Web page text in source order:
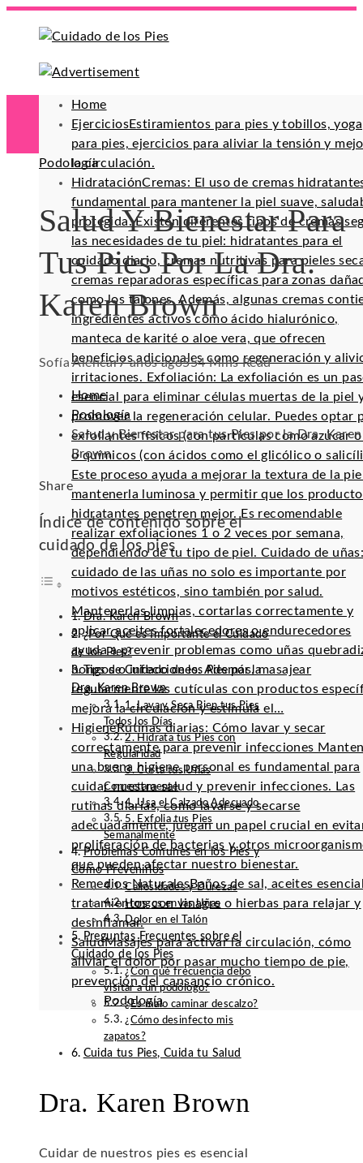
Home
EjerciciosEstiramientos para pies y tobillos, yoga
para pies, ejercicios para aliviar la tensión y
la circulación.
HidrataciónCremas: El uso de cremas
fundamental para mantener la piel suave,
protegida. Existen diferentes tipos de cremas
las necesidades de tu piel: hidratantes para el
cuidado diario, cremas nutritivas para pieles
cremas reparadoras específicas para zonas
como los talones. Además, algunas cremas
ingredientes activos como ácido hialurónico,
manteca de karité o aloe vera, que ofrecen
beneficios adicionales como regeneración y
irritaciones. Exfoliación: La exfoliación es un
esencial para eliminar células muertas de la piel
promover la regeneración celular. Puedes optar
exfoliantes físicos (con partículas como azúcar o
o químicos (con ácidos como el glicólico o
Este proceso ayuda a mejorar la textura de la
mantenerla luminosa y permitir que los
hidratantes penetren mejor. Es recomendable
realizar exfoliaciones 1 o 2 veces por semana,
dependiendo de tu tipo de piel. Cuidado de
cuidado de las uñas no solo es importante por
motivos estéticos, sino también por salud.
Mantenerlas limpias, cortarlas correctamente y
aplicar aceites fortalecedores o endurecedores
ayuda a prevenir problemas como uñas
hongos o infecciones. Además, masajear
regularmente las cutículas con productos
mejora la circulación y estimula el…
HigieneRutinas diarias: Cómo lavar y secar
correctamente para prevenir infecciones
una buena higiene personal es fundamental para
cuidar nuestra salud y prevenir infecciones. Las
rutinas diarias, como lavarse y secarse
adecuadamente, juegan un papel crucial en
proliferación de bacterias y otros
que pueden afectar nuestro bienestar.
Remedios NaturalesBaños de sal, aceites
tratamientos con vinagre o hierbas para relajar y
desinflamar.
SaludMasajes para activar la circulación, cómo
aliviar el dolor por pasar mucho tiempo de pie,
prevención del cansancio crónico.
Podología
Podología
Salud Y Bienestar Para
Tus Pies Por La Dra.
Karen Brown
Sofía Alencar7 años ago554 Mins Read
Home
Podología
Salud y Bienestar para tus Pies por la Dra. Karen
Brown
Facebook
Twitter
LinkedIn
Pinterest
Stumbleupon
Email
Share
Índice de contenido sobre el
cuidado de los pies
Dra. Karen Brown
¿Por Qué es Importante el Cuidado
de los Pies?
Tips de Cuidado de los Pies por la
Dra. Karen Brown
1. Lava y Seca Bien tus Pies
Todos los Días
2. Hidrata tus Pies con
Regularidad
3. Corta tus Uñas
Correctamente
4. Usa el Calzado Adecuado
5. Exfolia tus Pies
Semanalmente
Problemas Comunes en los Pies y
Cómo Prevenirlos
Callosidades y Durezas
Hongos en las Uñas
Dolor en el Talón
Preguntas Frecuentes sobre el
Cuidado de los Pies
¿Con qué frecuencia debo
visitar a un podólogo?
¿Es malo caminar descalzo?
¿Cómo desinfecto mis
zapatos?
Cuida tus Pies, Cuida tu Salud
Dra. Karen Brown
Cuidar de nuestros pies es esencial